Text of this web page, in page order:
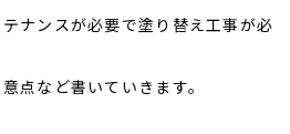
ナンスが必要で塗り替え工事が必
点など書いていきます。